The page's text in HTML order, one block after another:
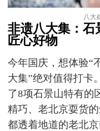
八大
非遗八大集：石
匠心好物
今年国庆，想体验“
大集”绝对值得打卡
了8项石景山特有的
精巧、老北京耍货
都透着地道的老北京